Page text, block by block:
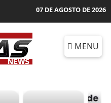
07 DE AGOSTO DE 2026
MENU